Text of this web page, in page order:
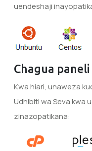
uendeshaji
Chagua
Kwa hiari, unaweza
Udhibiti wa Seva kwa
zinazopatikana: